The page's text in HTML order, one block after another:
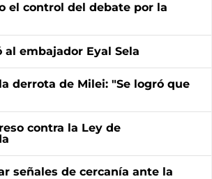
el control del debate por la
embajador Eyal Sela
derrota de Milei: "Se logró que
contra la Ley de
señales de cercanía ante la